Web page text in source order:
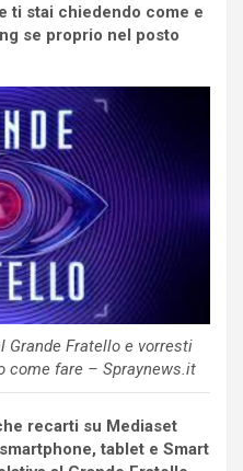
ti stai chiedendo come e
se proprio nel posto
Grande Fratello e vorresti
come fare – Spraynews.it
recarti su Mediaset
tablet e Smart